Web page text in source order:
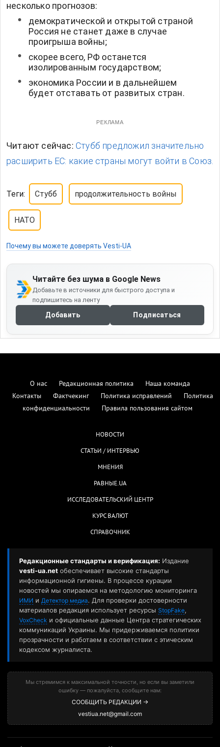
несколько прогнозов:
демократической и открытой страной
Россия не станет даже в случае
проигрыша войны;
скорее всего, РФ останется
изолированным государством;
экономика России и в дальнейшем
будет отставать от развитых стран.
РЕКЛАМА
Читают сейчас: Стубб предложил значительно
расширить ЕС: какие страны могут войти в Союз.
Теги: Стубб продолжительность войны
НАТО
Почему вы можете доверять Vesti-UA
Читайте без шума в Google News
Добавьте в источники для быстрого доступа и
подпишитесь на ленту
Добавить Подписаться
О нас Редакционная политика
Наша команда
Контакты
Фактчекинг Политика исправлений
Политика
конфиденциальности
Правила пользования сайтом
НОВОСТИ
СТАТЬИ / ИНТЕРВЬЮ
МНЕНИЯ
РАВНЫЕ.UA
ИССЛЕДОВАТЕЛЬСКИЙ ЦЕНТР
КУРС ВАЛЮТ
СПРАВОЧНИК
Редакционные стандарты и верификация: Издание
vesti-ua.net обеспечивает высокие стандарты
информационной гигиены. В процессе курации
новостей мы опираемся на методологию мониторинга
ИМИ и Детектор медиа. Для проверки достоверности
материалов редакция использует ресурсы StopFake,
VoxCheck и официальные данные Центра стратегических
коммуникаций Украины. Мы придерживаемся политики
прозрачности и работаем в соответствии с этическим
кодексом журналиста.
Мы стремимся к максимальной точности, но если вы заметили
ошибку — пожалуйста, сообщите нам:
СООБЩИТЬ РЕДАКЦИИ →
vestiua.net@gmail.com